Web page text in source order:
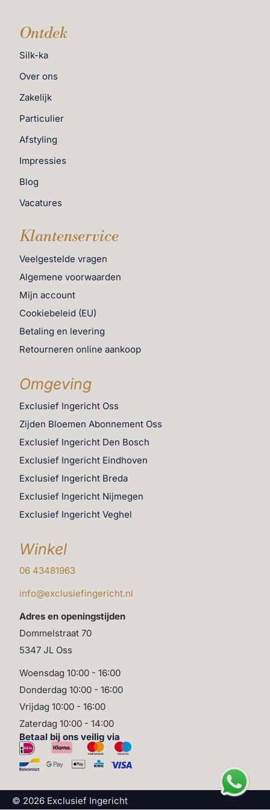
Ontdek
Silk-ka
Over ons
Zakelijk
Particulier
Afstyling
Impressies
Blog
Vacatures
Klantenservice
Veelgestelde vragen
Algemene voorwaarden
Mijn account
Cookiebeleid (EU)
Betaling en levering
Retourneren online aankoop
Omgeving
Exclusief Ingericht Oss
Zijden Bloemen Abonnement Oss
Exclusief Ingericht Den Bosch
Exclusief Ingericht Eindhoven
Exclusief Ingericht Breda
Exclusief Ingericht Nijmegen
Exclusief Ingericht Veghel
Winkel
06 43481963
info@exclusiefingericht.nl
Adres en openingstijden
Dommelstraat 70
5347 JL Oss
Woensdag 10:00 - 16:00
Donderdag 10:00 - 16:00
Vrijdag 10:00 - 16:00
Zaterdag 10:00 - 14:00
Betaal bij ons veilig via
© 2026 Exclusief Ingericht